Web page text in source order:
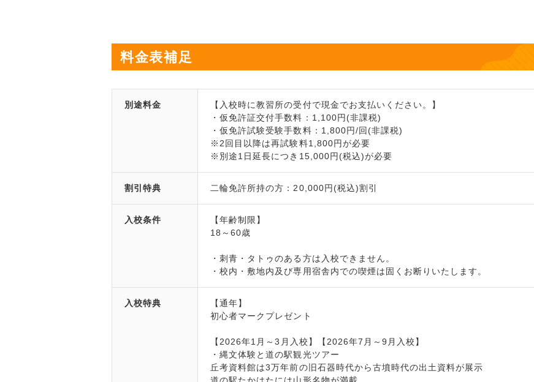
料金表補足
別途料金
【入校時に教習所の受付で現金でお支払いください。】
・仮免許証交付手数料：1,100円(非課税)
・仮免許試験受験手数料：1,800円/回(非課税)
※2回目以降は再試験料1,800円が必要
※別途1日延長につき15,000円(税込)が必要
割引特典 二輪免許所持の方：20,000円(税込)割引
入校条件
【年齢制限】
18～60歳
・刺青・タトゥのある方は入校できません。
・校内・敷地内及び専用宿舎内での喫煙は固くお断りいたします。
入校特典
【通年】
初心者マークプレゼント
【2026年1月～3月入校】【2026年7月～9月入校】
・縄文体験と道の駅観光ツアー
丘考資料館は3万年前の旧石器時代から古墳時代の出土資料が展示